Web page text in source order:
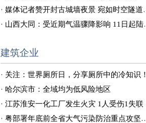
· 媒体记者赞开封古城墙夜景 宛如时空隧道式“穿越”体验
· 山西大同：受近期气温骤降影响 11日起陆续供暖
建筑企业
· 关注：世界厕所日，分享厕所中的冷知识！
· 哈尔滨市：全域均为低风险地区
· 江苏淮安一化工厂发生火灾 1人受伤1失联
· 粤部署年底前全省大气污染防治重点攻坚工作